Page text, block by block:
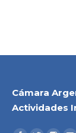
Cámara
Actividades